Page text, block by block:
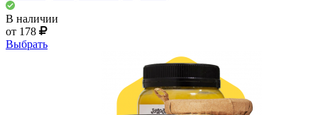
В наличии
от 178
Выбрать